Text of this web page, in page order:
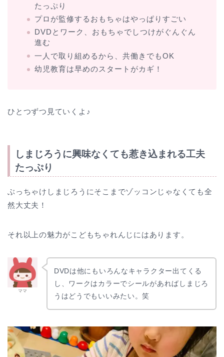
たっぷり
プロが監修するおもちゃはやっぱりすごい
DVDとワーク、おもちゃでしつけがぐんぐん
進む
一人で取り組めるから、共働きでもOK
幼児教育は早めのスタートがカギ！
ひとつずつ見ていくよ♪
しまじろうに興味なくても惹き込まれる工夫
たっぷり
ぶっちゃけしまじろうにそこまでゾッコンじゃなくても全
然大丈夫！
それ以上の魅力がこどもちゃれんじにはあります。
ママ
DVDは他にもいろんなキャラクター出てくる
し、ワークはカラーでシールがあればしまじろ
うはどうでもいいみたい。笑